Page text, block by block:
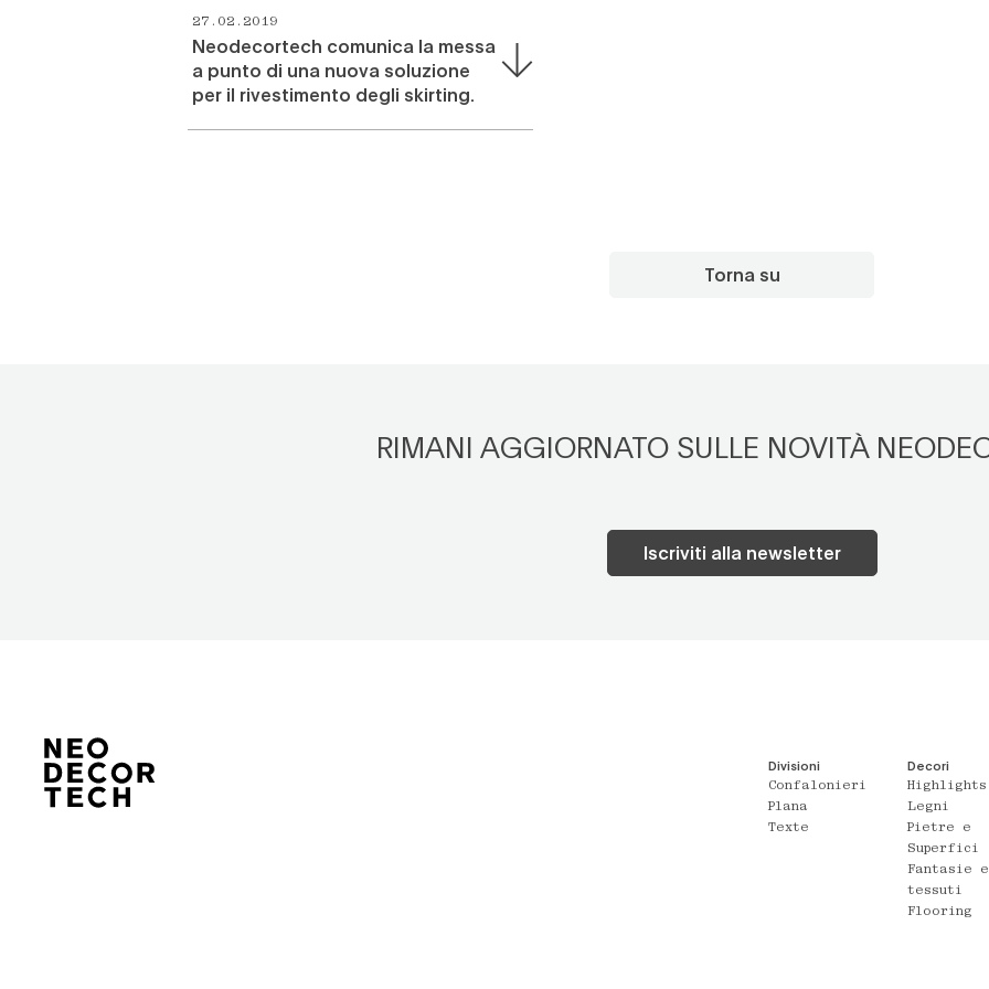
27.02.2019
Neodecortech comunica la messa
a punto di una nuova soluzione
per il rivestimento degli skirting.
Torna su
RIMANI AGGIORNATO SULLE NOVITÀ
Iscriviti alla newsletter
Divisioni
Confalonieri
Plana
Texte
Decori
Highlights
Legni
Pietre e
Superfici
Fantasie e
tessuti
Flooring